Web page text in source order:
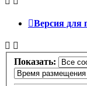
Версия для
Показать: